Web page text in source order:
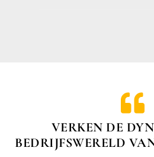
VERKEN DE
BEDRIJFSWERELD